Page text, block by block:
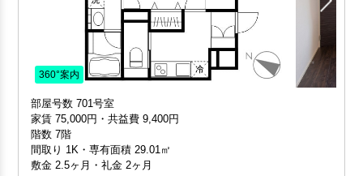
360°案内
部屋号数 701号室
家賃 75,000円・共益費 9,400円
階数 7階
間取り 1K・専有面積 29.01㎡
敷金 2.5ヶ月・礼金 2ヶ月